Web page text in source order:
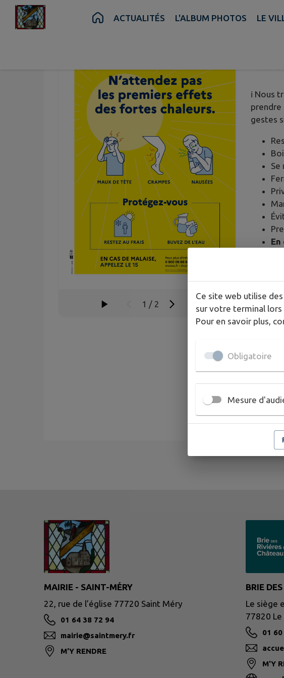
Contenu Recherche Pied de page
ACTUALITÉS L'ALBUM PHOTOS LE
1 / 2
ℹ️ Nous
prendre
gestes
Se
En
Et
Publié
MAIRIE - SAINT-MÉRY
22, rue de l’église 77720 Saint Méry
01 64 38 72 94
mairie@saintmery.fr
M'Y RENDRE
BRIE
Le siège
77820
01
M'Y
Ce site web utilise
sur votre terminal
Pour en savoir plus,
Obligatoire
Mesure